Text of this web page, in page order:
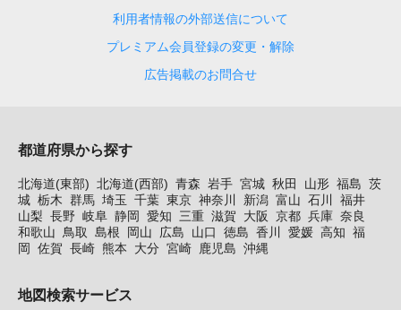
利用者情報の外部送信について
プレミアム会員登録の変更・解除
広告掲載のお問合せ
都道府県から探す
北海道(東部) 北海道(西部) 青森 岩手 宮城 秋田 山形 福島 茨
城 栃木 群馬 埼玉 千葉 東京 神奈川 新潟 富山 石川
福井
山梨 長野 岐阜 静岡 愛知 三重 滋賀 大阪 京都 兵庫 奈良
和歌山
鳥取 島根 岡山 広島 山口 徳島 香川 愛媛 高知 福
岡
佐賀 長崎 熊本 大分 宮崎 鹿児島 沖縄
地図検索サービス